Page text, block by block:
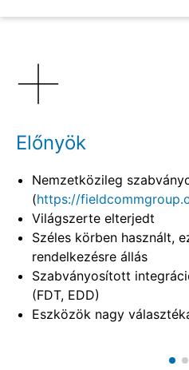
Előnyök
Nemzetközileg
(https://
Világszerte elterjedt
Széles körben használt,
rendelkezésre állás
Szabványosított
(FDT, EDD)
Eszközök nagy